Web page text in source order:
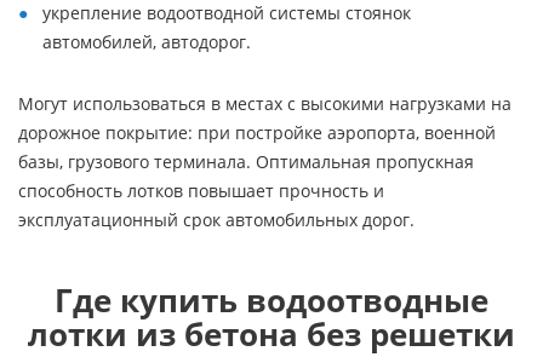
укрепление водоотводной системы стоянок
автомобилей, автодорог.
Могут использоваться в местах с высокими нагрузками на
дорожное покрытие: при постройке аэропорта, военной
базы, грузового терминала. Оптимальная пропускная
способность лотков повышает прочность и
эксплуатационный срок автомобильных дорог.
Где купить водоотводные
лотки из бетона без решетки